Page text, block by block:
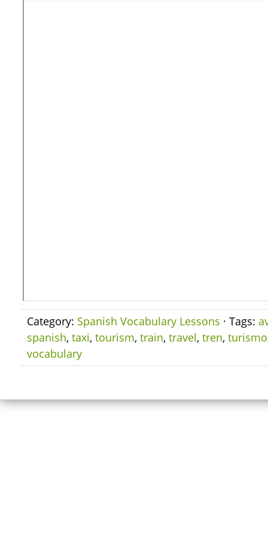
Category: Spanish Vocabulary Lessons · Tags:
spanish, taxi, tourism, train, travel, tren, turismo
vocabulary